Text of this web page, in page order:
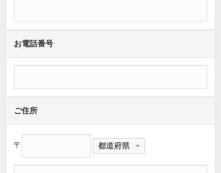
お電話番号
ご住所
〒